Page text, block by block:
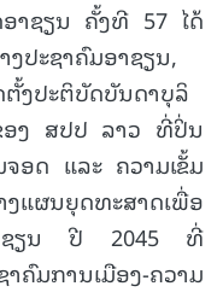
ອາຊຽນ ຄັ້ງທີ 57 ໄດ້
ປະຊາຄົມອາຊຽນ,
ງປະຕິບັດບັນດາບຸລິ
ອງ ສປປ ລາວ ທີ່ປິ່ນ
ອດ ແລະ ຄວາມເຂັ້ມ
ຜນຍຸດທະສາດເພື່ອ
ອາຊຽນ ປີ 2045 ທີ່
ຄົມການເມືອງ-ຄວາມ